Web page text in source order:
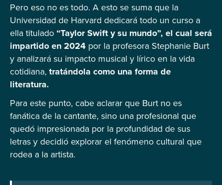
Pero eso no es todo. A esto se suma que la
Universidad de Harvard dedicará todo un curso a
ella titulado“Taylor Swift y su mundo”, el cual será
impartido en 2024 por la profesora Stephanie Burt
y analizará su impacto musical y lírico en la vida
cotidiana, tratándola como una forma de
literatura.
Para este punto, cabe aclarar que Burt no es
fanática de la cantante, sino una profesional que
quedó impresionada por la profundidad de sus
letras y decidió explorar el fenómeno cultural que
rodea a la artista.